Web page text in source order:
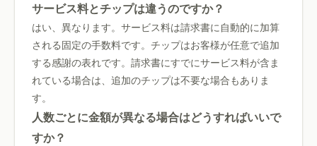
サービス料とチップは違うのですか？
はい、異なります。サービス料は請求書に自動的に加算
される固定の手数料です。チップはお客様が任意で追加
する感謝の表れです。請求書にすでにサービス料が含ま
れている場合は、追加のチップは不要な場合もありま
す。
人数ごとに金額が異なる場合はどうすればいいで
すか？